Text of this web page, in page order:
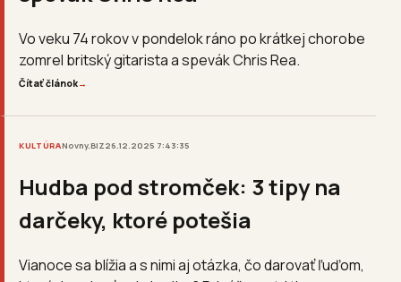
Vo veku 74 rokov v pondelok ráno po krátkej chorobe
zomrel britský gitarista a spevák Chris Rea.
Čítať článok→
KULTÚRANovny.BIZ26.12.2025 7:43:35
Hudba pod stromček: 3 tipy na
darčeky, ktoré potešia
Vianoce sa blížia a s nimi aj otázka, čo darovať ľuďom,